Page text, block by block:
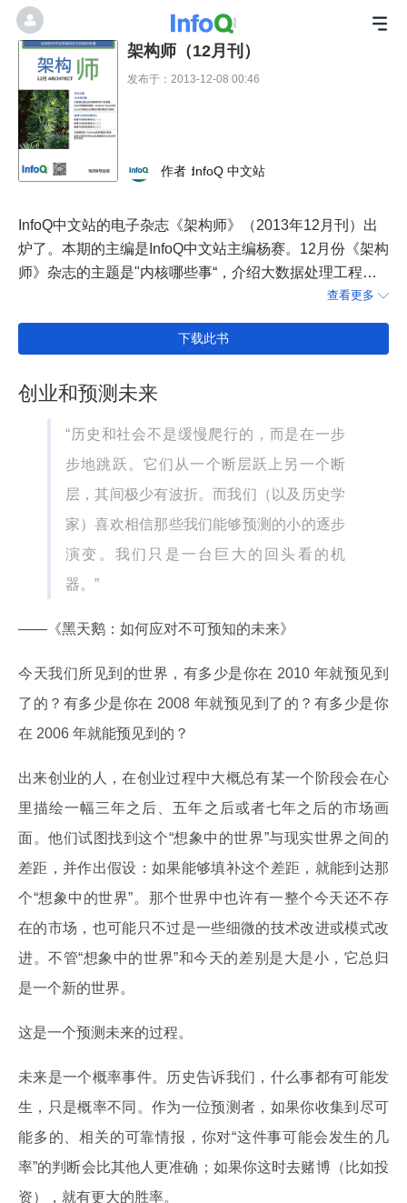
架构师（12月刊）
发布于：2013-12-08 00:46
作者：InfoQ 中文站
InfoQ中文站的电子杂志《架构师》（2013年12月刊）出
炉了。本期的主编是InfoQ中文站主编杨赛。12月份《架构
师》杂志的主题是"内核哪些事“，介绍大数据处理工程中
断电内核数据保护、UNIX环境高级编程等内容；查看更多 
下载此书
创业和预测未来
“历史和社会不是缓慢爬行的，而是在一步
步地跳跃。它们从一个断层跃上另一个断
层，其间极少有波折。而我们（以及历史学
家）喜欢相信那些我们能够预测的小的逐步
演变。我们只是一台巨大的回头看的机
器。”
——《黑天鹅：如何应对不可预知的未来》
今天我们所见到的世界，有多少是你在 2010 年就预见到
了的？有多少是你在 2008 年就预见到了的？有多少是你
在 2006 年就能预见到的？
出来创业的人，在创业过程中大概总有某一个阶段会在心
里描绘一幅三年之后、五年之后或者七年之后的市场画
面。他们试图找到这个“想象中的世界”与现实世界之间的
差距，并作出假设：如果能够填补这个差距，就能到达那
个“想象中的世界”。那个世界中也许有一整个今天还不存
在的市场，也可能只不过是一些细微的技术改进或模式改
进。不管“想象中的世界”和今天的差别是大是小，它总归
是一个新的世界。
这是一个预测未来的过程。
未来是一个概率事件。历史告诉我们，什么事都有可能发
生，只是概率不同。作为一位预测者，如果你收集到尽可
能多的、相关的可靠情报，你对“这件事可能会发生的几
率”的判断会比其他人更准确；如果你这时去赌博（比如投
资），就有更大的胜率。